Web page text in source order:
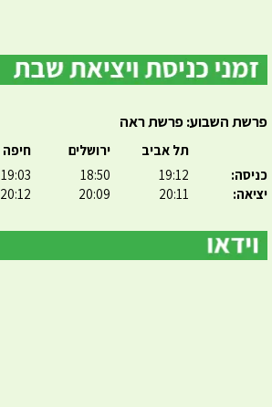
פרשת השבוע: פרשת ראה
כניסה:
יציאה:
תל אביב
19:12
20:11
ירושלים
18:50
20:09
חיפה
19:03
20:12